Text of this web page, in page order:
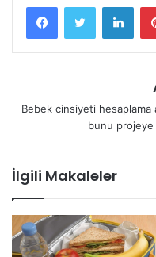
Bebek cinsiyeti
bunu projeye
İlgili Makaleler